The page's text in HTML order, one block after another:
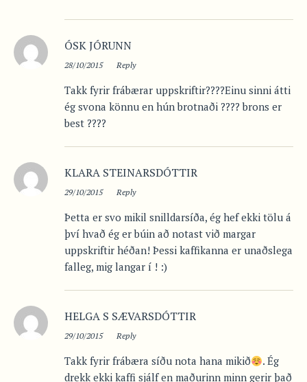
ÓSK JÓRUNN
28/10/2015 Reply
Takk fyrir frábærar uppskriftir????Einu sinni átti
ég svona könnu en hún brotnaði ???? brons er
best ????
KLARA STEINARSDÓTTIR
29/10/2015 Reply
Þetta er svo mikil snilldarsíða, ég hef ekki tölu á
því hvað ég er búin að notast við margar
uppskriftir héðan! Þessi kaffikanna er unaðslega
falleg, mig langar í ! :)
HELGA S SÆVARSDÓTTIR
29/10/2015 Reply
Takk fyrir frábæra síðu nota hana mikið
. Ég
drekk ekki kaffi sjálf en maðurinn minn gerir það